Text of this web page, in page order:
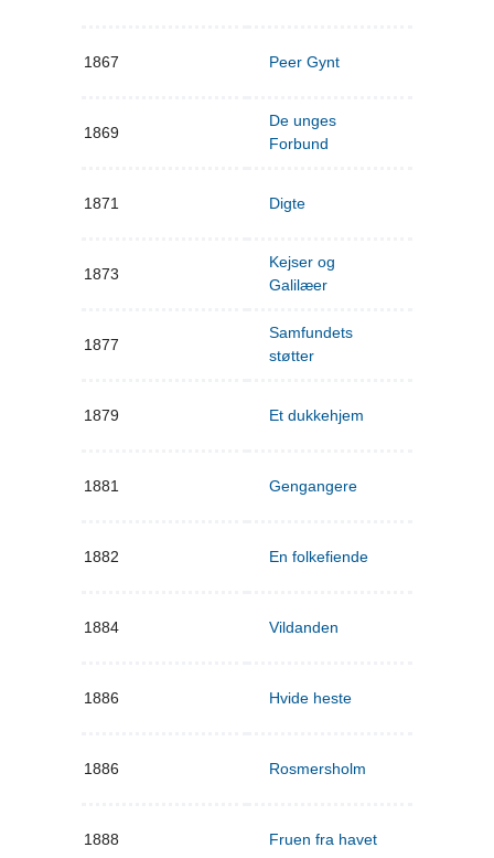
1867 Peer Gynt
1869
De unges
Forbund
1871 Digte
1873
Kejser og
Galilæer
1877
Samfundets
støtter
1879 Et dukkehjem
1881 Gengangere
1882 En folkefiende
1884 Vildanden
1886 Hvide heste
1886 Rosmersholm
1888 Fruen fra havet